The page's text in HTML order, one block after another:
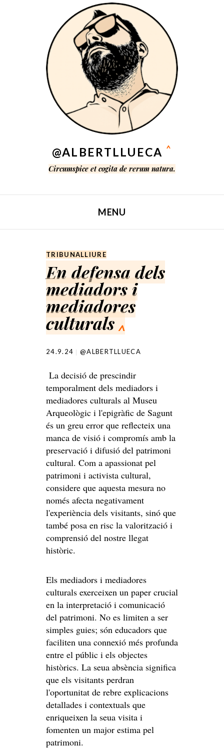
@ALBERTLLUECA ^
Circumspice et cogita de rerum natura.
MENU
TRIBUNALLIURE
En defensa dels
mediadors i
mediadores
culturals ^
24.9.24 @ALBERTLLUECA
La decisió de prescindir
temporalment dels mediadors i
mediadores culturals al Museu
Arqueològic i l'epigràfic de Sagunt
és un greu error que reflecteix una
manca de visió i compromís amb la
preservació i difusió del patrimoni
cultural. Com a apassionat pel
patrimoni i activista cultural,
considere que aquesta mesura no
només afecta negativament
l'experiència dels visitants, sinó que
també posa en risc la valorització i
comprensió del nostre llegat
històric.
Els mediadors i mediadores
culturals exerceixen un paper crucial
en la interpretació i comunicació
del patrimoni. No es limiten a ser
simples guies; són educadors que
faciliten una connexió més profunda
entre el públic i els objectes
històrics. La seua absència significa
que els visitants perdran
l'oportunitat de rebre explicacions
detallades i contextuals que
enriqueixen la seua visita i
fomenten un major estima pel
patrimoni.